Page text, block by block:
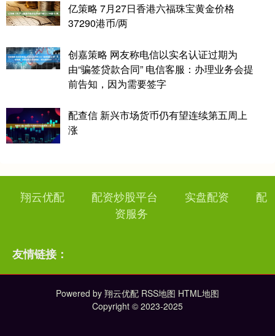
亿策略 7月27日香港六福珠宝黄金价格
37290港币/两
创嘉策略 网友称电信以实名认证过期为
由“骗签贷款合同” 电信客服：办理业务会提
前告知，因为需要签字
配查信 新兴市场货币仍有望连续第五周上
涨
翔云优配 配资炒股平台 实盘配资
配
资服务
友情链接：
Powered by 翔云优配 RSS地图 HTML地图
Copyright © 2023-2025